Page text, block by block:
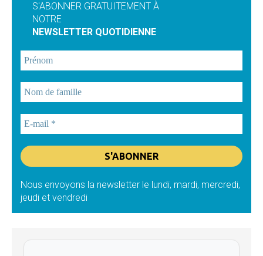
S'ABONNER GRATUITEMENT À
NOTRE
NEWSLETTER QUOTIDIENNE
Nous envoyons la newsletter le lundi, mardi, mercredi,
jeudi et vendredi